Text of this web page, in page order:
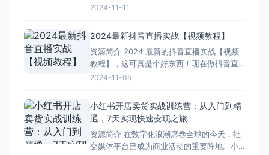
来实现收益。 首先是涨粉新方法，得好好琢
或者观看视频，就能有收益。橱窗带货就更
厉害啦，把自己觉得好的东西放上去，有人
买就能赚钱。 不
2024-11-11
2024最新抖音直播实战【视频教程】
资源简介 2024 最新的抖音直播实战【视频
教程】，这可真是个好东西！现在做抖音直
播的人越来越多，竞争也越来越激烈，有个
比如要怎么选直播主题，怎么布置直播间，
还有设备要怎么搭配。接着呢，会详细讲解
直播过程中的各种技
2024-11-05
小红书开店卖货实战训练营：从入门到精
通，7天实现快速变现之旅
资源简介 在数字化浪潮席卷全球的今天，社
交媒体平台已成为商业活动的重要阵地。小